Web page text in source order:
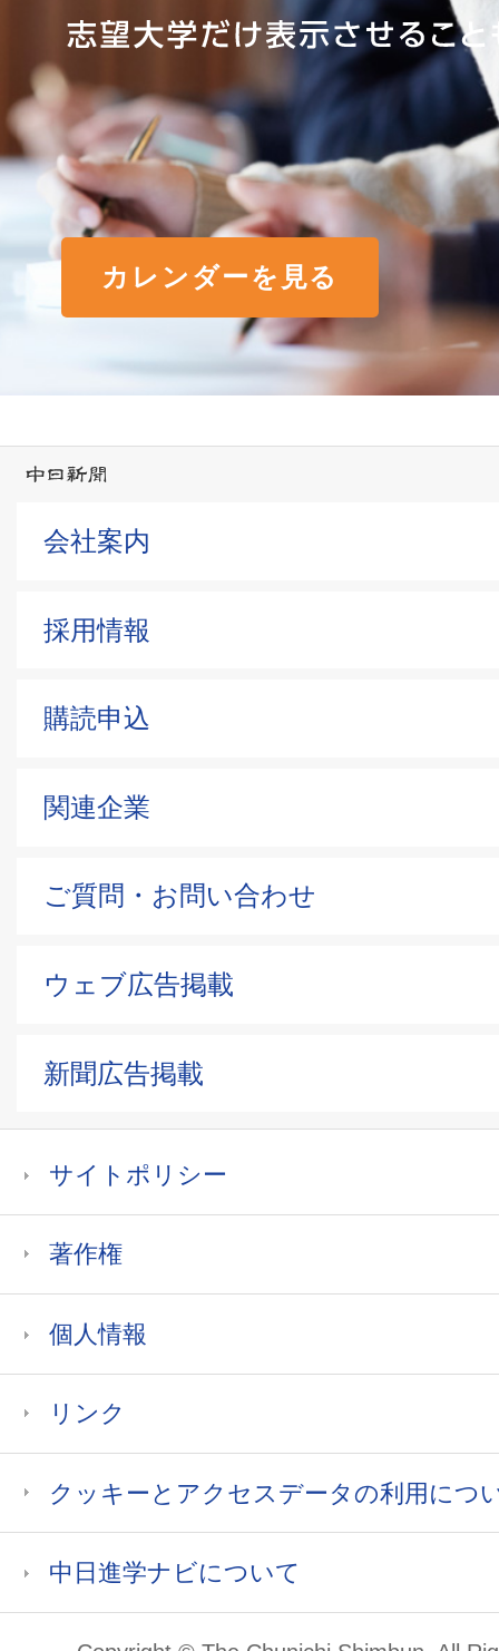
カレンダーを見る
会社案内
採用情報
購読申込
関連企業
ご質問・お問い合わせ
ウェブ広告掲載
新聞広告掲載
サイトポリシー
著作権
個人情報
リンク
クッキーとアクセスデータの利用につ
中日進学ナビについて